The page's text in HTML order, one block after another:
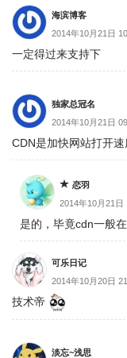
海滨博客
2014年10月21日
一定得过来支持下
独家总冠名
2014年10月21日
CDN是加快网站打开
恋羽
2014年10月21日
是的，毕竟cdn一般
可乐日记
2014年10月20日
技术帝
淡忘~浅思